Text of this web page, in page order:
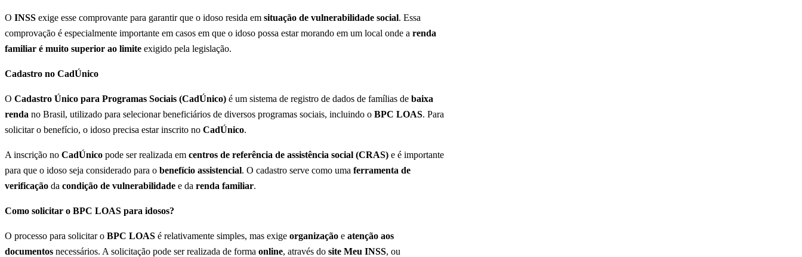
O INSS exige esse comprovante para garantir que o idoso resida em situação de vulnerabilidade social. Essa
comprovação é especialmente importante em casos em que o idoso possa estar morando em um local onde a renda
familiar é muito superior ao limite exigido pela legislação.
Cadastro no CadÚnico
O Cadastro Único para Programas Sociais (CadÚnico) é um sistema de registro de dados de famílias de baixa
renda no Brasil, utilizado para selecionar beneficiários de diversos programas sociais, incluindo o BPC LOAS. Para
solicitar o benefício, o idoso precisa estar inscrito no CadÚnico.
A inscrição no CadÚnico pode ser realizada em centros de referência de assistência social (CRAS) e é importante
para que o idoso seja considerado para o benefício assistencial. O cadastro serve como uma ferramenta de
verificação da condição de vulnerabilidade e da renda familiar.
Como solicitar o BPC LOAS para idosos?
O processo para solicitar o BPC LOAS é relativamente simples, mas exige organização e atenção aos
documentos necessários. A solicitação pode ser realizada de forma online, através do site Meu INSS, ou